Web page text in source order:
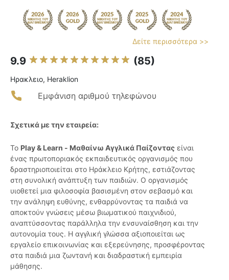
Δείτε περισσότερα >>
9.9 (85)
Ηρακλειο, Heraklion
Εμφάνιση αριθμού τηλεφώνου
Σχετικά με την εταιρεία:
Το Play & Learn - Μαθαίνω Αγγλικά Παίζοντας είναι
ένας πρωτοποριακός εκπαιδευτικός οργανισμός που
δραστηριοποιείται στο Ηράκλειο Κρήτης, εστιάζοντας
στη συνολική ανάπτυξη των παιδιών. Ο οργανισμός
υιοθετεί μια φιλοσοφία βασισμένη στον σεβασμό και
την ανάληψη ευθύνης, ενθαρρύνοντας τα παιδιά να
αποκτούν γνώσεις μέσω βιωματικού παιχνιδιού,
αναπτύσσοντας παράλληλα την ενσυναίσθηση και την
αυτονομία τους. Η αγγλική γλώσσα αξιοποιείται ως
εργαλείο επικοινωνίας και εξερεύνησης, προσφέροντας
στα παιδιά μια ζωντανή και διαδραστική εμπειρία
μάθησης.